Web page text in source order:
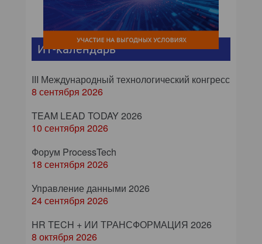
ИТ-календарь
III Международный технологический конгресс
8 сентября 2026
TEAM LEAD TODAY 2026
10 сентября 2026
Форум ProcessTech
18 сентября 2026
Управление данными 2026
24 сентября 2026
HR TECH + ИИ ТРАНСФОРМАЦИЯ 2026
8 октября 2026